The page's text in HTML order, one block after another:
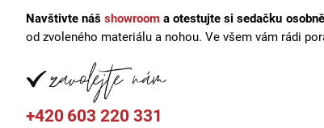
Navštivte nášshowroom a otestujte si sedačku
od zvoleného materiálu a nohou. Ve všem vám rádi
+420 603 220 331
CARLOSDO L S LENOŠKOU, ROZKLÁDACÍ